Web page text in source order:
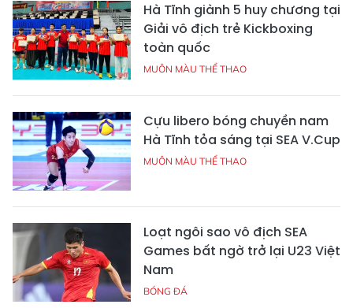
Hà Tĩnh giành 5 huy chương tại
Giải vô địch trẻ Kickboxing
toàn quốc
MUÔN MÀU THỂ THAO
Cựu libero bóng chuyền nam
Hà Tĩnh tỏa sáng tại SEA V.Cup
MUÔN MÀU THỂ THAO
Loạt ngôi sao vô địch SEA
Games bất ngờ trở lại U23 Việt
Nam
BÓNG ĐÁ